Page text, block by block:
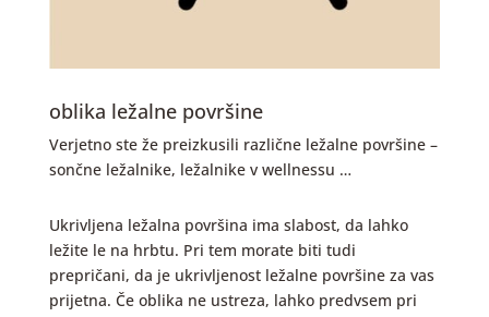
oblika ležalne površine
Verjetno ste že preizkusili različne ležalne površine –
sončne ležalnike, ležalnike v wellnessu …
Ukrivljena ležalna površina ima slabost, da lahko
ležite le na hrbtu. Pri tem morate biti tudi
prepričani, da je ukrivljenost ležalne površine za vas
prijetna. Če oblika ne ustreza, lahko predvsem pri